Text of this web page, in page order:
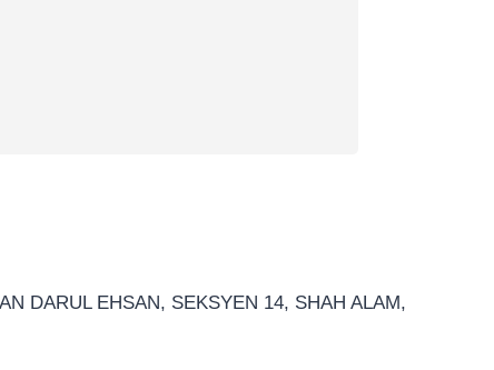
DARUL EHSAN, SEKSYEN 14, SHAH ALAM,